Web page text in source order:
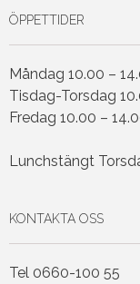
ÖPPETTIDER
Måndag 10.00 –
Tisdag-Torsdag
Fredag 10.00 –
Lunchstängt
KONTAKTA OSS
Tel 0660-100 55